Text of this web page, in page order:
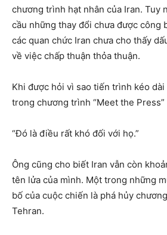
chương trình hạt nhân của Iran. Tuy
cầu những thay đổi chưa được công
các quan chức Iran chưa cho thấy
về việc chấp thuận thỏa thuận.
Khi được hỏi vì sao tiến trình kéo dài
trong chương trình “Meet the Press”
“Đó là điều rất khó đối với họ.”
Ông cũng cho biết Iran vẫn còn
tên lửa của mình. Một trong những
bố của cuộc chiến là phá hủy
Tehran.